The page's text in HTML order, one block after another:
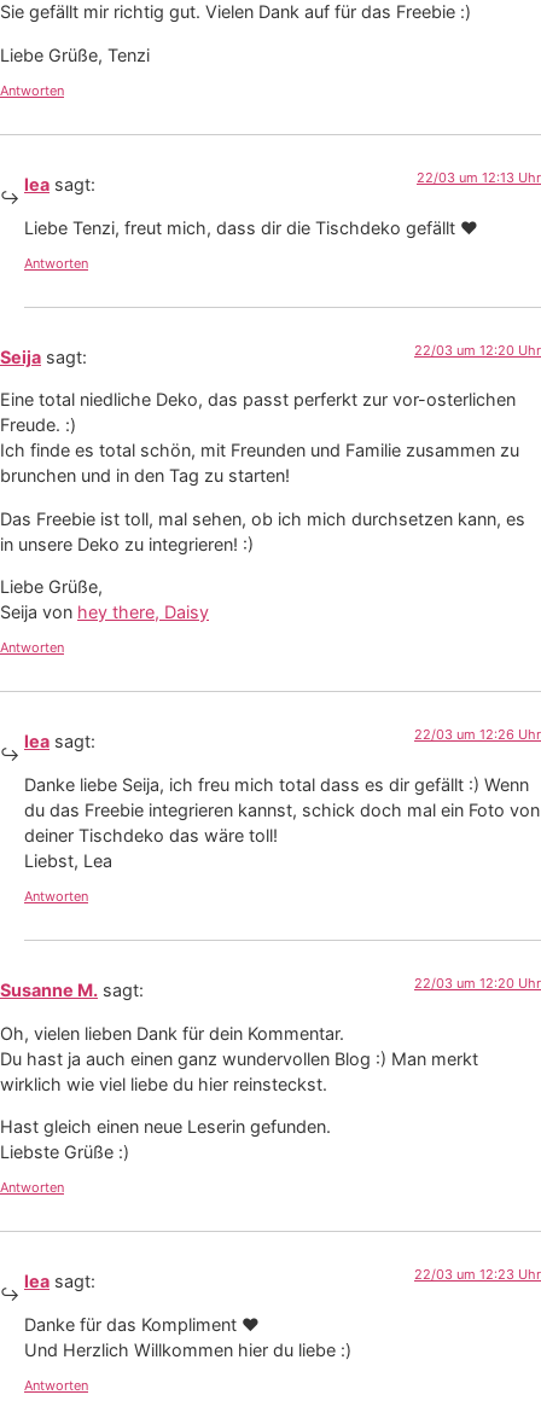
Sie gefällt mir richtig gut. Vielen Dank auf für das Freebie :)
Liebe Grüße, Tenzi
Antworten
lea sagt: 22/03 um 12:13 Uhr
Liebe Tenzi, freut mich, dass dir die Tischdeko gefällt ♥
Antworten
Seija sagt: 22/03 um 12:20 Uhr
Eine total niedliche Deko, das passt perferkt zur vor-osterlichen
Freude. :)
Ich finde es total schön, mit Freunden und Familie zusammen zu
brunchen und in den Tag zu starten!
Das Freebie ist toll, mal sehen, ob ich mich durchsetzen kann, es
in unsere Deko zu integrieren! :)
Liebe Grüße,
Seija von hey there, Daisy
Antworten
lea sagt: 22/03 um 12:26 Uhr
Danke liebe Seija, ich freu mich total dass es dir gefällt :) Wenn
du das Freebie integrieren kannst, schick doch mal ein Foto von
deiner Tischdeko das wäre toll!
Liebst, Lea
Antworten
Susanne M. sagt: 22/03 um 12:20 Uhr
Oh, vielen lieben Dank für dein Kommentar.
Du hast ja auch einen ganz wundervollen Blog :) Man merkt
wirklich wie viel liebe du hier reinsteckst.
Hast gleich einen neue Leserin gefunden.
Liebste Grüße :)
Antworten
lea sagt: 22/03 um 12:23 Uhr
Danke für das Kompliment ♥
Und Herzlich Willkommen hier du liebe :)
Antworten